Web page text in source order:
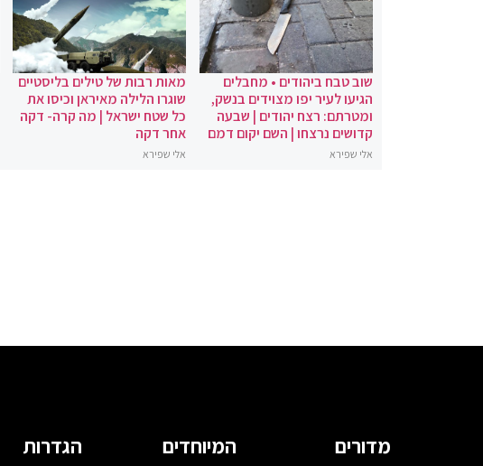
שוב טבח ביהודים • מחבלים
הגיעו לעיר יפו מצוידים בנשק,
ומטרתם: רצח יהודים | שבעה
קדושים נרצחו | השם יקום דמם
אלי שפירא
מאות רבות של טילים בליסטיים
שוגרו הלילה מאיראן וכיסו את
כל שטח ישראל | מה קרה- דקה
אחר דקה
אלי שפירא
מדורים המיוחדים הגדרות